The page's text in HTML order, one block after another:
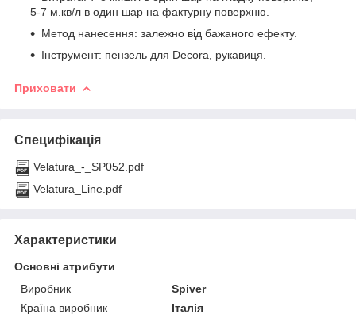
5-7 м.кв/л в один шар на фактурну поверхню.
Метод нанесення: залежно від бажаного ефекту.
Інструмент: пензель для Decora, рукавиця.
Приховати
Специфікація
Velatura_-_SP052.pdf
Velatura_Line.pdf
Характеристики
Основні атрибути
Виробник
Spiver
Країна виробник
Італія